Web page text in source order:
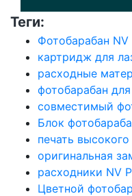
Теги:
Фотобарабан NV
картридж для
расходные
фотобарабан
совместимый
Блок
печать высокого
оригинальная
расходники NV
Цветной